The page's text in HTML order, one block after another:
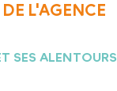
L'AGENCE
SES ALENTOURS